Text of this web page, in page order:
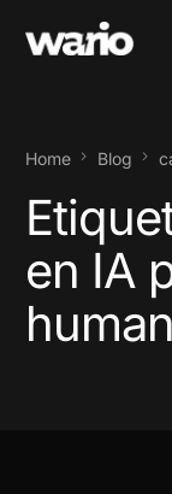
Home Blog
en IA